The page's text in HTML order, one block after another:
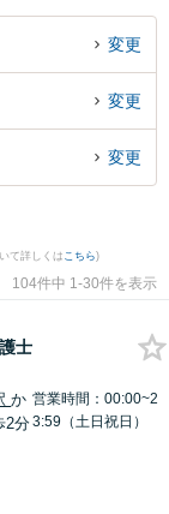
野での絞り込み検索
やITO法律事務所の
働審判のトラブル解
料で労働審判を法律
困りの相談者さんに
変更
変更
変更
て詳しくはこちら)
104件中 1-30件を表示
士
か
2分
営業時間：00:00~2
3:59（土日祝日）